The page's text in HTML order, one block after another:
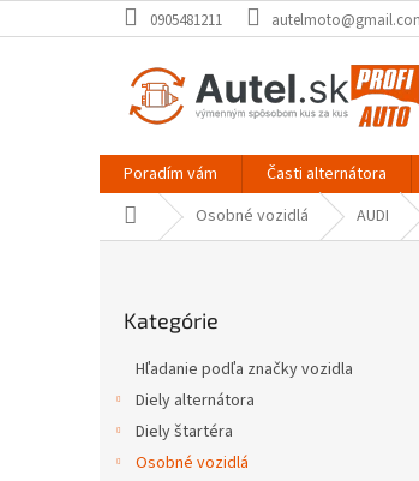
na
0905481211
Poradím vám Časti alternátora
Domov Osobné vozidlá AUDI
kategórie
Kategórie
Hľadanie podľa značky vozidla
Diely alternátora
Diely štartéra
Osobné vozidlá